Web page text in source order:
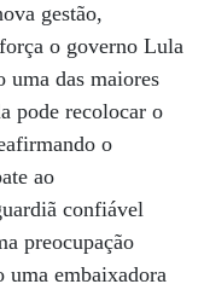
gestão,
o governo Lula
uma das maiores
pode recolocar o
o
ao
confiável
preocupação
uma embaixadora